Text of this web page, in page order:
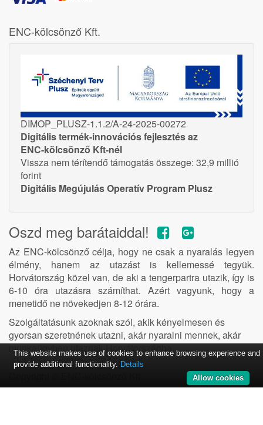
ENC-kölcsönző Kft.
DIMOP_PLUSZ-1.1.2/A-24-2025-00272
Digitális termék-innovációs fejlesztés az
ENC-kölcsönző Kft-nél
Vissza nem térítendő támogatás összege: 32,9 millió
forint
Digitális Megújulás Operatív Program Plusz
Oszd meg barátaiddal!
Az ENC-kölcsönző célja, hogy ne csak a nyaralás legyen
élmény, hanem az utazást is kellemessé tegyük.
Horvátország közel van, de aki a tengerpartra utazik, így is
6-10 óra utazásra számíthat. Azért vagyunk, hogy a
menetidő ne növekedjen 8-12 órára.
Szolgáltatásunk azoknak szól, akik kényelmesen és
gyorsan szeretnének utazni, akár nyaralni mennek, akár
munkaügyben utaznak Horvátországba.
This website makes use of cookies to enhance browsing experience and
provide additional functionality. Details
Allow cookies